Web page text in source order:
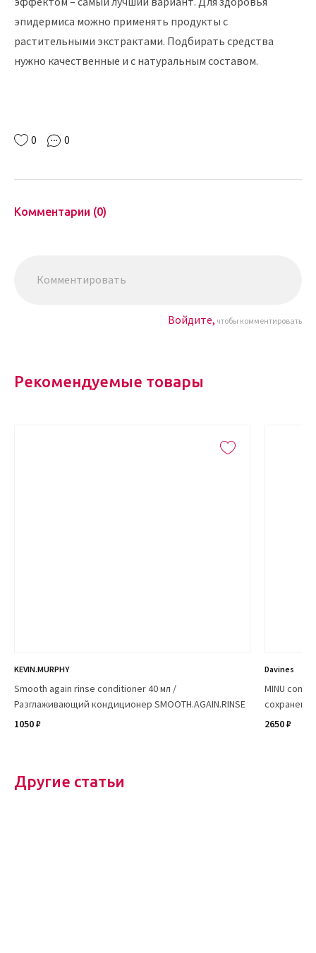
эпидермиса можно применять продукты с
растительными экстрактами. Подбирать средства
нужно качественные и с натуральным составом.
0 0
Комментарии (0)
Войдите, чтобы комментировать
Рекомендуемые товары
KEVIN.MURPHY
Smooth again rinse conditioner 40 мл /
Разглаживающий кондиционер SMOOTH.AGAIN.RINSE
1050 ₽
Davines
MINU
2650 ₽
Другие статьи